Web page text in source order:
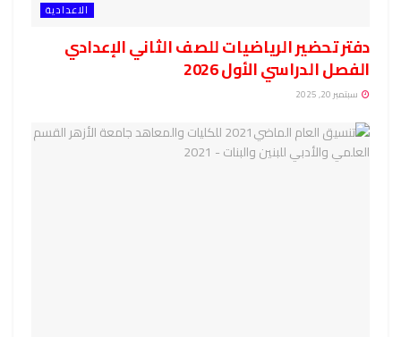
الاعدادية
دفتر تحضير الرياضيات للصف الثاني الإعدادي
الفصل الدراسي الأول 2026
سبتمبر 20, 2025